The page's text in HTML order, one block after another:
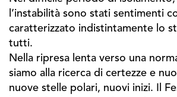
l’instabilità sono stati sentimenti
caratterizzato indistintamente lo
tutti.
Nella ripresa lenta verso una
siamo alla ricerca di certezze e
nuove stelle polari, nuovi inizi. Il